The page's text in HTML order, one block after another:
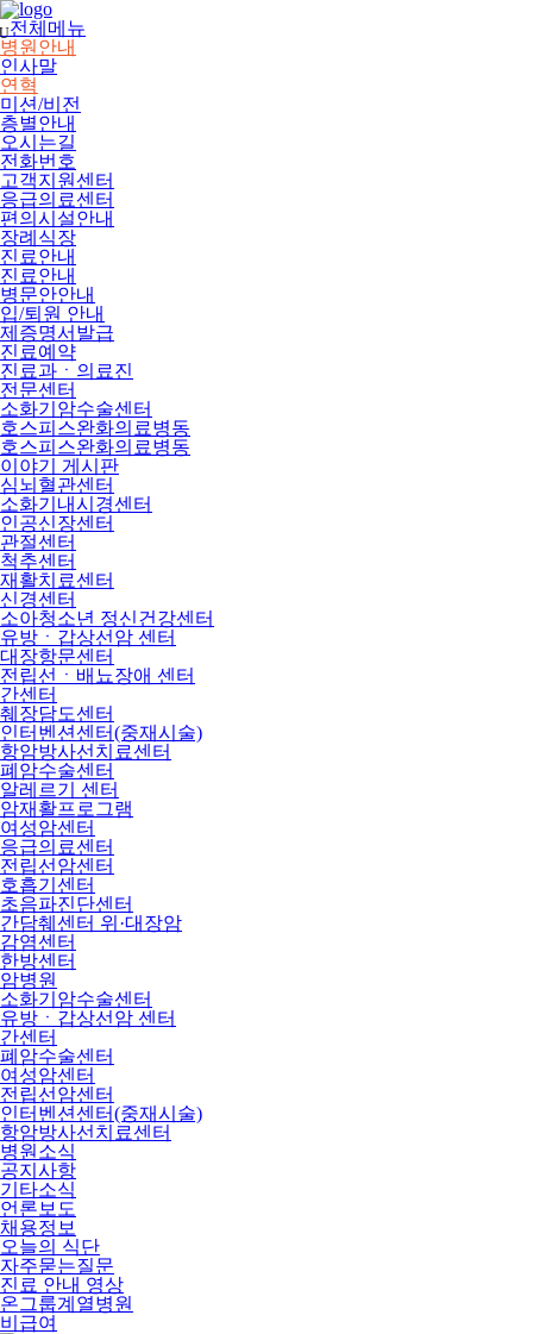
메
뉴
건
너
뛰
기
전체메뉴
병원안내
인사말
연혁
미션/비전
층별안내
오시는길
전화번호
고객지원센터
응급의료센터
편의시설안내
장례식장
진료안내
진료안내
병문안안내
입/퇴원 안내
제증명서발급
진료예약
진료과ㆍ의료진
전문센터
소화기암수술센터
호스피스완화의료병동
호스피스완화의료병동
이야기 게시판
심뇌혈관센터
소화기내시경센터
인공신장센터
관절센터
척추센터
재활치료센터
신경센터
소아청소년 정신건강센터
유방ㆍ갑상선암 센터
대장항문센터
전립선ㆍ배뇨장애 센터
간센터
췌장담도센터
인터벤션센터(중재시술)
항암방사선치료센터
폐암수술센터
알레르기 센터
암재활프로그램
여성암센터
응급의료센터
전립선암센터
호흡기센터
초음파진단센터
간담췌센터 위·대장암
감염센터
한방센터
암병원
소화기암수술센터
유방ㆍ갑상선암 센터
간센터
폐암수술센터
여성암센터
전립선암센터
인터벤션센터(중재시술)
항암방사선치료센터
병원소식
공지사항
기타소식
언론보도
채용정보
오늘의 식단
자주묻는질문
진료 안내 영상
온그룹계열병원
비급여